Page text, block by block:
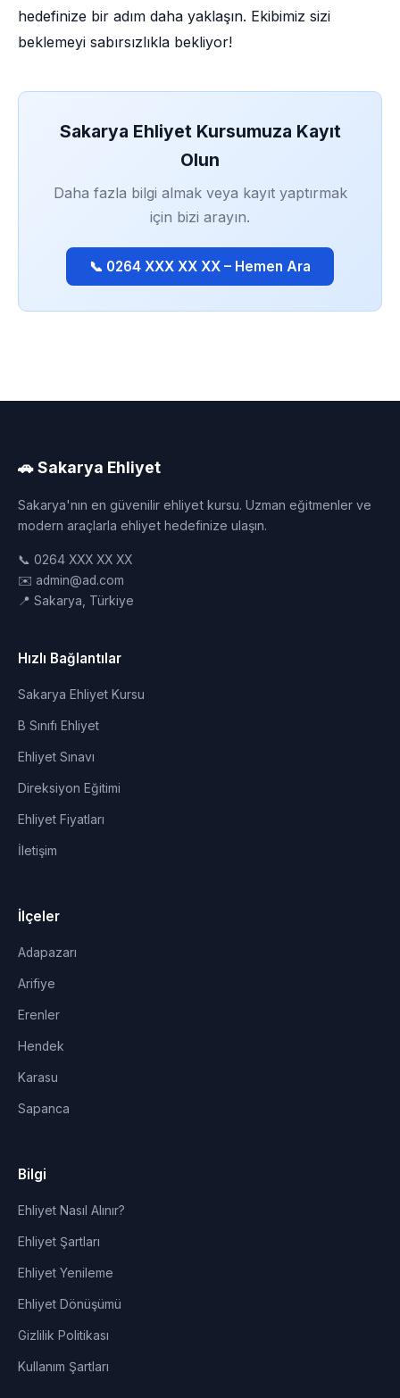
hedefinize bir adım daha yaklaşın. Ekibimiz sizi
beklemeyi sabırsızlıkla bekliyor!
Sakarya Ehliyet Kursumuza Kayıt
Olun
Daha fazla bilgi almak veya kayıt yaptırmak
için bizi arayın.
📞 0264 XXX XX XX – Hemen Ara
🚗 Sakarya Ehliyet
Sakarya'nın en güvenilir ehliyet kursu. Uzman eğitmenler ve
modern araçlarla ehliyet hedefinize ulaşın.
📞 0264 XXX XX XX
✉️ admin@ad.com
📍 Sakarya, Türkiye
Hızlı Bağlantılar
Sakarya Ehliyet Kursu
B Sınıfı Ehliyet
Ehliyet Sınavı
Direksiyon Eğitimi
Ehliyet Fiyatları
İletişim
İlçeler
Adapazarı
Arifiye
Erenler
Hendek
Karasu
Sapanca
Bilgi
Ehliyet Nasıl Alınır?
Ehliyet Şartları
Ehliyet Yenileme
Ehliyet Dönüşümü
Gizlilik Politikası
Kullanım Şartları